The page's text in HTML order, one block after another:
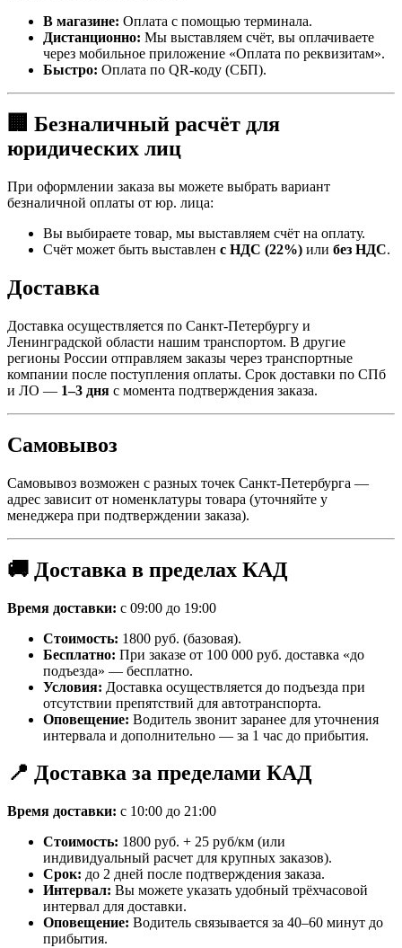
В магазине: Оплата с помощью терминала.
Дистанционно: Мы выставляем счёт, вы оплачиваете
через мобильное приложение «Оплата по реквизитам».
Быстро: Оплата по QR-коду (СБП).
🏢 Безналичный расчёт для
юридических лиц
При оформлении заказа вы можете выбрать вариант
безналичной оплаты от юр. лица:
Вы выбираете товар, мы выставляем счёт на оплату.
Счёт может быть выставлен с НДС (22%) или без НДС.
Доставка
Доставка осуществляется по Санкт-Петербургу и
Ленинградской области нашим транспортом. В другие
регионы России отправляем заказы через транспортные
компании после поступления оплаты. Срок доставки по СПб
и ЛО — 1–3 дня с момента подтверждения заказа.
Самовывоз
Самовывоз возможен с разных точек Санкт-Петербурга —
адрес зависит от номенклатуры товара (уточняйте у
менеджера при подтверждении заказа).
🚚 Доставка в пределах КАД
Время доставки: с 09:00 до 19:00
Стоимость: 1800 руб. (базовая).
Бесплатно: При заказе от 100 000 руб. доставка «до
подъезда» — бесплатно.
Условия: Доставка осуществляется до подъезда при
отсутствии препятствий для автотранспорта.
Оповещение: Водитель звонит заранее для уточнения
интервала и дополнительно — за 1 час до прибытия.
📍 Доставка за пределами КАД
Время доставки: с 10:00 до 21:00
Стоимость: 1800 руб. + 25 руб/км (или
индивидуальный расчет для крупных заказов).
Срок: до 2 дней после подтверждения заказа.
Интервал: Вы можете указать удобный трёхчасовой
интервал для доставки.
Оповещение: Водитель связывается за 40–60 минут до
прибытия.